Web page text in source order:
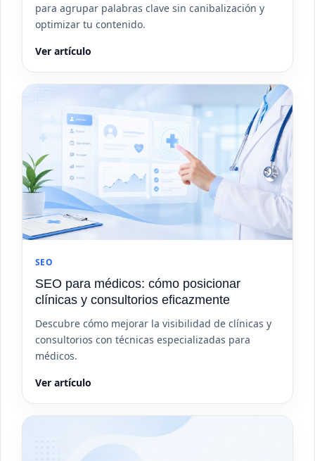
para agrupar palabras clave sin canibalización y
optimizar tu contenido.
Ver artículo
SEO
SEO para médicos: cómo posicionar
clínicas y consultorios eficazmente
Descubre cómo mejorar la visibilidad de clínicas y
consultorios con técnicas especializadas para
médicos.
Ver artículo